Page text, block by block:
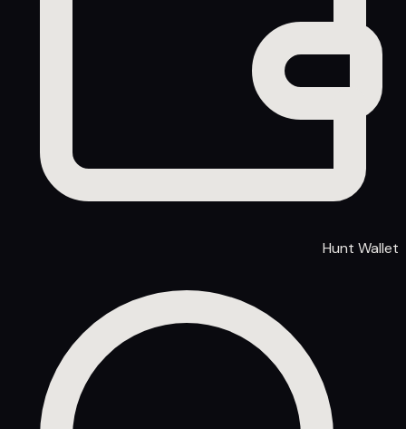
Hunt Wallet